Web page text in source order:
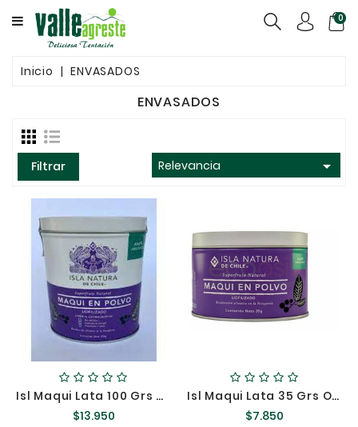
CATEGORY
SOMOS
ENVASADOS
GRANELES
0
Inicio ENVASADOS
ENVASADOS
Filtrar Relevancia 
Isl Maqui Lata 100 Grs Org Isla Natura >>
$13.950Precio
Isl Maqui Lata 35 Grs Org Isla Natura >>
$7.850